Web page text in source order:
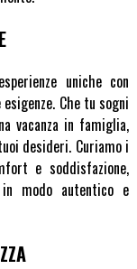
uniche con
Che tu sogni
vacanza in famiglia,
desideri. Curiamo i
e soddisfazione,
modo autentico e